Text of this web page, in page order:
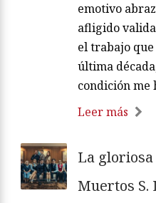
emotivo
afligido
el trabajo
última
condición me
Leer más
La
Muertos S.